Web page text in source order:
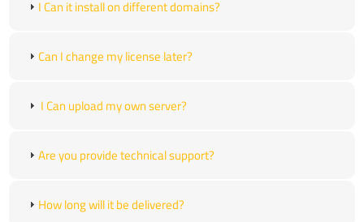
I Can it install on different domains?
Can I change my license later?
I Can upload my own server?
Are you provide technical support?
How long will it be delivered?